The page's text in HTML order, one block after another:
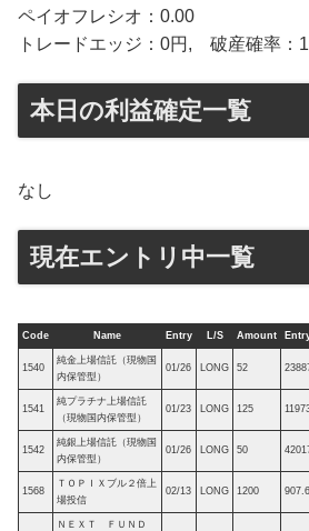
ペイオフレシオ：0.00
トレードエッジ：0円, 破産確率：
本日の利益確定一覧
なし
現在エントリ中一覧
Code Name Entry L/S Amount
1540
純金上場信託（現物国
内保管型）
01/26 LONG 52
1541
純プラチナ上場信託
（現物国内保管型）
01/23 LONG 125
1542
純銀上場信託（現物国
内保管型）
01/26 LONG 50
1568
ＴＯＰＩＸブル２倍上
場投信
02/13 LONG 1200 907.6
ＮＥＸＴ ＦＵＮＤ